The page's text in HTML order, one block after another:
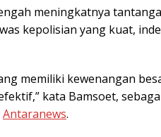
meningkatnya
kepolisian yang kuat,
memiliki kewenangan
kata Bamsoet,
Antaranews.